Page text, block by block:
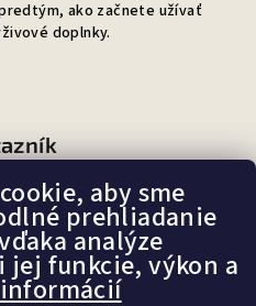
aby sme
prehliadanie
analýze
jej funkcie, výkon a
ako začnete užívať
doplnky.
náš e-shop?
pekný
(87%)